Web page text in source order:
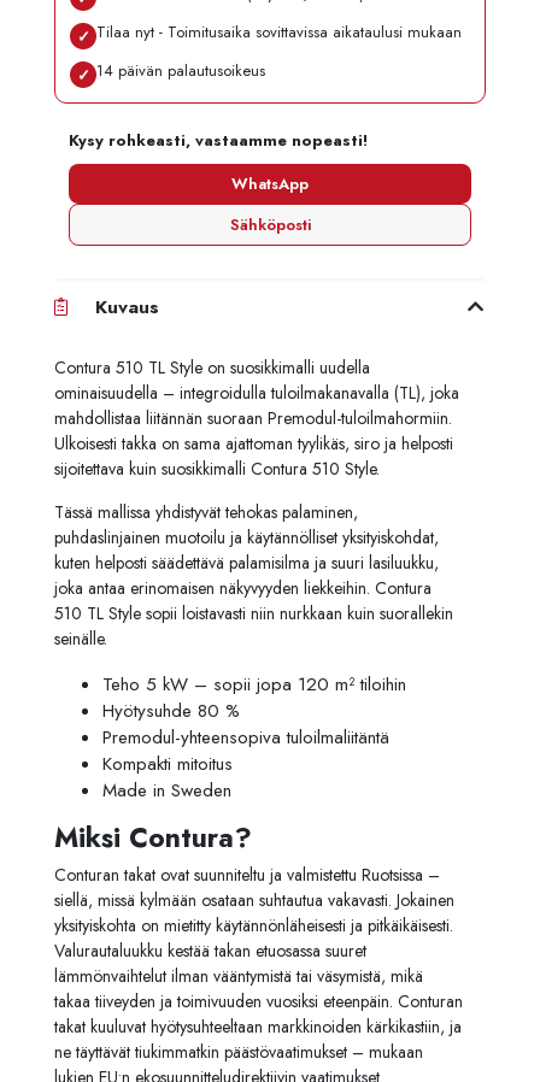
✓ Tilaa nyt - Toimitusaika sovittavissa aikataulusi mukaan
✓ 14 päivän palautusoikeus
Kysy rohkeasti, vastaamme nopeasti!
WhatsApp
Sähköposti
Kuvaus
Contura 510 TL Style on suosikkimalli uudella
ominaisuudella – integroidulla tuloilmakanavalla (TL), joka
mahdollistaa liitännän suoraan Premodul-tuloilmahormiin.
Ulkoisesti takka on sama ajattoman tyylikäs, siro ja helposti
sijoitettava kuin suosikkimalli Contura 510 Style.
Tässä mallissa yhdistyvät tehokas palaminen,
puhdaslinjainen muotoilu ja käytännölliset yksityiskohdat,
kuten helposti säädettävä palamisilma ja suuri lasiluukku,
joka antaa erinomaisen näkyvyyden liekkeihin. Contura
510 TL Style sopii loistavasti niin nurkkaan kuin suorallekin
seinälle.
Teho 5 kW – sopii jopa 120 m² tiloihin
Hyötysuhde 80 %
Premodul-yhteensopiva tuloilmaliitäntä
Kompakti mitoitus
Made in Sweden
Miksi Contura?
Conturan takat ovat suunniteltu ja valmistettu Ruotsissa –
siellä, missä kylmään osataan suhtautua vakavasti. Jokainen
yksityiskohta on mietitty käytännönläheisesti ja pitkäikäisesti.
Valurautaluukku kestää takan etuosassa suuret
lämmönvaihtelut ilman vääntymistä tai väsymistä, mikä
takaa tiiveyden ja toimivuuden vuosiksi eteenpäin. Conturan
takat kuuluvat hyötysuhteeltaan markkinoiden kärkikastiin, ja
ne täyttävät tiukimmatkin päästövaatimukset – mukaan